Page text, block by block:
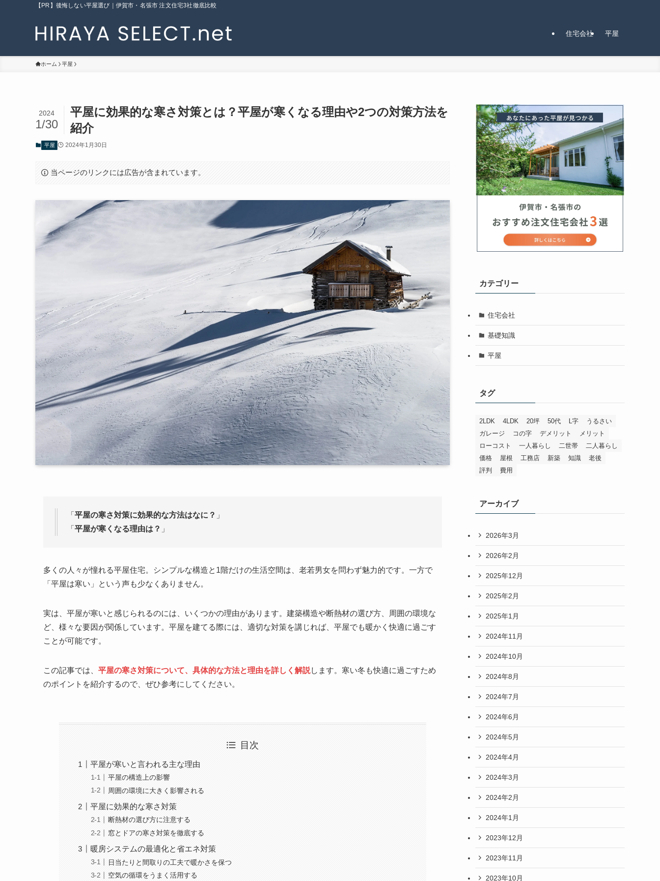
【PR】後悔しない平屋選び｜伊賀市・名張市 注文住宅3社徹底比較
住宅会社 平屋
ホーム 平屋
平屋に効果的な寒さ対策とは？平屋が寒くなる理由や2つの対策方法を
紹介
2024
1/30
平屋 2024年1月30日
当ページのリンクには広告が含まれています。
「 平屋の寒さ対策に効果的な方法はなに？ 」
「 平屋が寒くなる理由は？ 」
多くの人々が憧れる平屋住宅。シンプルな構造と1階だけの生活空間は、老若男女を問わず魅力的です。一方で
「平屋は寒い」という声も少なくありません。
実は、平屋が寒いと感じられるのには、いくつかの理由があります。建築構造や断熱材の選び方、周囲の環境な
ど、様々な要因が関係しています。平屋を建てる際には、適切な対策を講じれば、平屋でも暖かく快適に過ごす
ことが可能です。
この記事では、 平屋の寒さ対策について、具体的な方法と理由を詳しく解説します。寒い冬も快適に過ごすため
のポイントを紹介するので、ぜひ参考にしてください。
目次
平屋が寒いと言われる主な理由
平屋の構造上の影響
周囲の環境に大きく影響される
平屋に効果的な寒さ対策
断熱材の選び方に注意する
窓とドアの寒さ対策を徹底する
暖房システムの最適化と省エネ対策
日当たりと間取りの工夫で暖かさを保つ
空気の循環をうまく活用する
カテゴリー
住宅会社
基礎知識
平屋
タグ
2LDK 4LDK 20坪 50代 L字
うるさい
ガレージ
コの字 デメリット
メリット
ローコスト
一人暮らし 二世帯
二人暮らし
価格
屋根 工務店 新築 知識
老後
評判
費用
アーカイブ
2026年3月
2026年2月
2025年12月
2025年2月
2025年1月
2024年11月
2024年10月
2024年8月
2024年7月
2024年6月
2024年5月
2024年4月
2024年3月
2024年2月
2024年1月
2023年12月
2023年11月
2023年10月